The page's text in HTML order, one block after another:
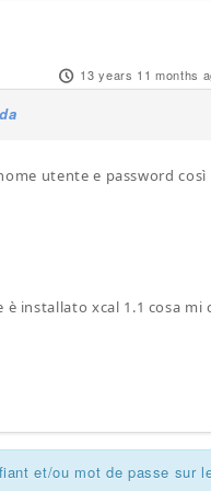
13 years 11 months
utente e password
è installato xcal 1.1 cosa mi
et/ou mot de passe sur